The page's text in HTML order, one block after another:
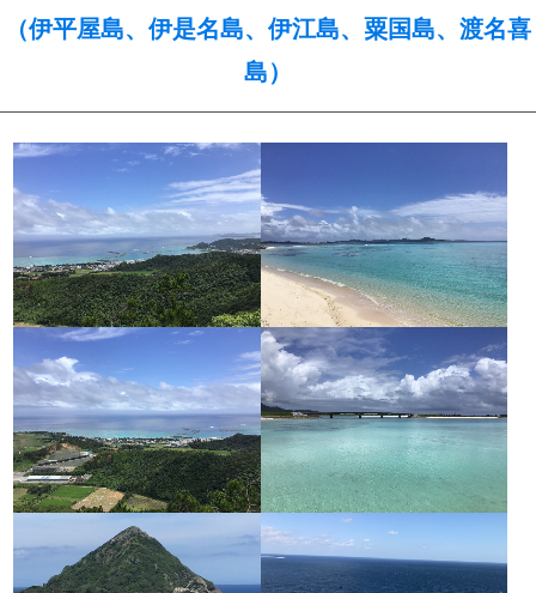
（伊平屋島、伊是名島、伊江島、粟国島、渡名喜
島）